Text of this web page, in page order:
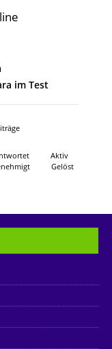
im Test
Aktiv
Gelöst